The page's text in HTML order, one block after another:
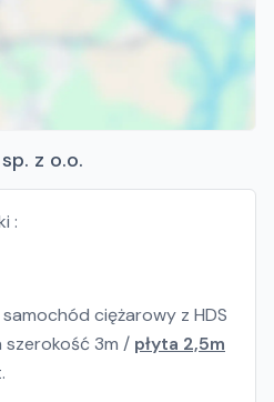
z o.o.
:
ciężarowy z HDS
szerokość 3m / płyta 2,5m